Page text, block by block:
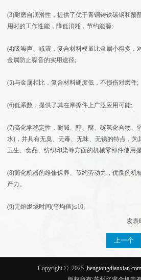
(3)耐磨自润滑性，提供了优于青铜铸铁碳钢和酚
用时的工作性能，降低消耗，节约能源;
(4)吸噪声、减震，复合材料模量比金属小得多，
金属防止噪音的实用途径;
(5)与金属相比，复合材料硬度低，不损伤对磨件;
(6)低系数，提供了其在摩擦件上广泛应用可能;
(7)高化学稳定性，耐碱、醇、醚、碳氢化合物、
水)，并具有无臭、无毒、无味、无锈的特点，为
卫生、食品、纺织印染等方面的机械零部件使用
(8)简化机器的维修保养、节约劳动力，优良的机
产力。
(9)无焰燃烧时间(平均值)≤10。
发表
上一个
Copyright ©2025 hengtongdianxian.com